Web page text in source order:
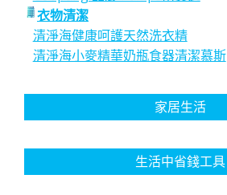
衣物清潔
清淨海健康呵護天然洗衣精
清淨海小麥精華奶瓶食器清潔慕斯
家居生活
生活中省錢工具